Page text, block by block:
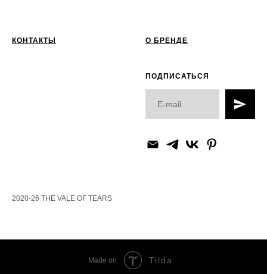
КОНТАКТЫ О БРЕНДЕ
ПОДПИСАТЬСЯ
2020-26 THE VALE OF TEARS
Made on Tilda